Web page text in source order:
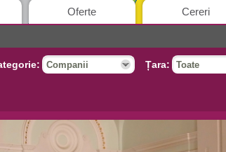
Oferte Cereri
Companii Țara: Toate